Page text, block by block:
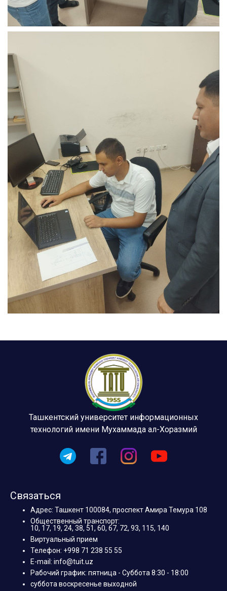
Ташкентский университет информационных
технологий имени Мухаммада ал-Хоразмий
Связаться
Адрес: Ташкент 100084, проспект Амира Темура 108
Общественный транспорт:
10, 17, 19, 24, 38, 51, 60, 67, 72, 93, 115, 140
Виртуальный прием
Телефон: +998 71 238 55 55
E-mail: info@tuit.uz
Рабочий график: пятница - Суббота 8:30 - 18:00
суббота воскресенье выходной